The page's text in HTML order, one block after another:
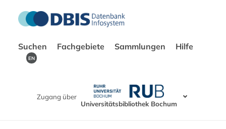
Suchen Fachgebiete Sammlungen Hilfe
EN
Zugang über
Universitätsbibliothek Bochum